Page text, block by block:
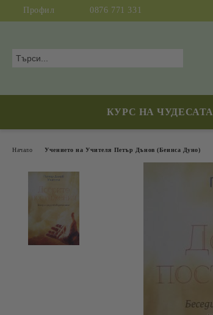
Профил 0876 771 331
КУРС НА ЧУДЕСАТА
Начало Учението на Учителя Петър Дънов (Беинса Дуно)